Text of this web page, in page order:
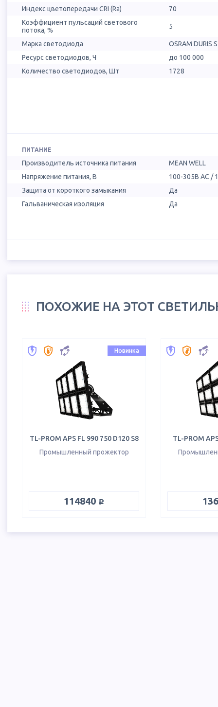
Индекс цветопередачи CRI (Ra)
70
Коэффициент пульсаций светового
потока, %
5
Марка светодиода
OSRAM DURIS
Ресурс светодиодов, Ч
до 100 000
Количество светодиодов, Шт
1728
ПИТАНИЕ
Производитель источника питания
MEAN WELL
Напряжение питания, В
100-305В AC /
Защита от короткого замыкания
Да
Гальваническая изоляция
Да
ПОХОЖИЕ НА ЭТОТ
Новинка
TL-PROM APS FL 990 750 D120 S8
Промышленный прожектор
114840 руб.
TL-PROM